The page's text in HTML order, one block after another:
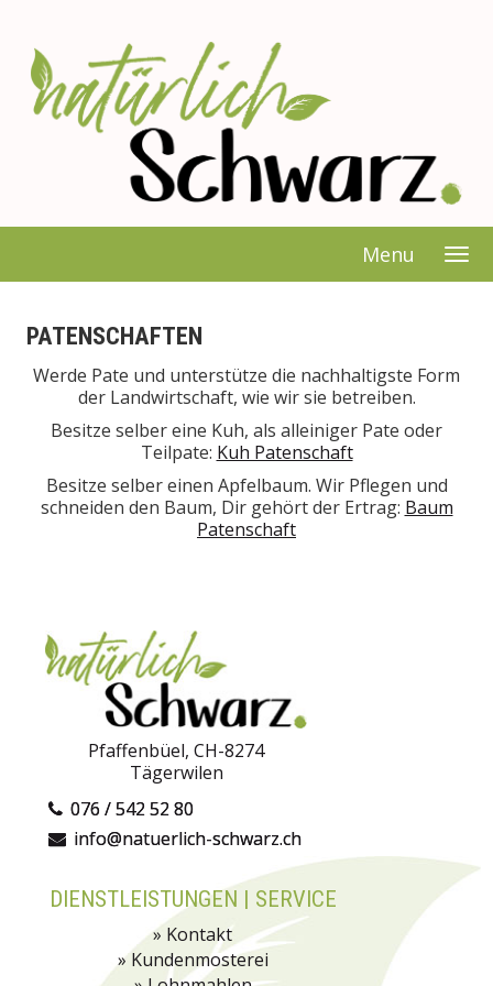
Menu
PATENSCHAFTEN
Werde Pate und unterstütze die nachhaltigste Form
der Landwirtschaft, wie wir sie betreiben.
Besitze selber eine Kuh, als alleiniger Pate oder
Teilpate: Kuh Patenschaft
Besitze selber einen Apfelbaum. Wir Pflegen und
schneiden den Baum, Dir gehört der Ertrag: Baum
Patenschaft
Pfaffenbüel, CH-8274
Tägerwilen
076 / 542 52 80
info@natuerlich-schwarz.ch
DIENSTLEISTUNGEN | SERVICE
» Kontakt
» Kundenmosterei